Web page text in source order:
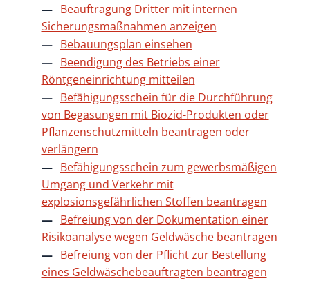
Beauftragung Dritter mit internen
Sicherungsmaßnahmen anzeigen
Bebauungsplan einsehen
Beendigung des Betriebs einer
Röntgeneinrichtung mitteilen
Befähigungsschein für die Durchführung
von Begasungen mit Biozid-Produkten oder
Pflanzenschutzmitteln beantragen oder
verlängern
Befähigungsschein zum gewerbsmäßigen
Umgang und Verkehr mit
explosionsgefährlichen Stoffen beantragen
Befreiung von der Dokumentation einer
Risikoanalyse wegen Geldwäsche beantragen
Befreiung von der Pflicht zur Bestellung
eines Geldwäschebeauftragten beantragen